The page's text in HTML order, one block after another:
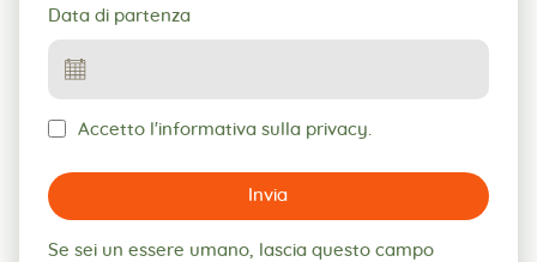
Data di partenza
Accetto l'informativa sulla privacy.
Invia
Se sei un essere umano, lascia questo campo